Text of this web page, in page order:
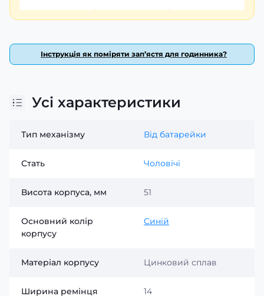
Інструкція як поміряти зап’ястя для годинника?
Усі характеристики
Тип механізму Від батарейки
Стать Чоловічі
Висота корпуса, мм 51
Основний колір
корпусу
Синій
Матеріал корпусу Цинковий сплав
Ширина ремінця 14